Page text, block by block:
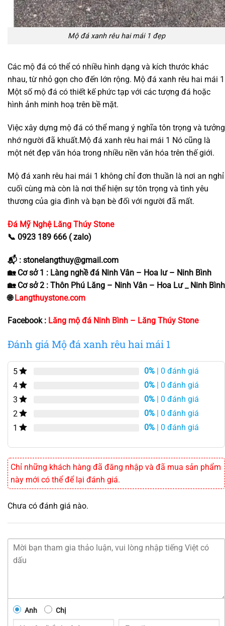
Mộ đá xanh rêu hai mái 1 đẹp
Các mộ đá có thể có nhiều hình dạng và kích thước khác
nhau, từ nhỏ gọn cho đến lớn rộng. Mộ đá xanh rêu hai mái 1
Một số mộ đá có thiết kế phức tạp với các tượng đá hoặc
hình ảnh minh hoạ trên bề mặt.
Việc xây dựng mộ đá có thể mang ý nghĩa tôn trọng và tưởng
nhớ người đã khuất.Mộ đá xanh rêu hai mái 1 Nó cũng là
một nét đẹp văn hóa trong nhiều nền văn hóa trên thế giới.
Mộ đá xanh rêu hai mái 1 không chỉ đơn thuần là nơi an nghỉ
cuối cùng mà còn là nơi thể hiện sự tôn trọng và tình yêu
thương của gia đình và bạn bè đối với người đã mất.
Đá Mỹ Nghệ Lăng Thúy Stone
📞 0923 189 666 ( zalo)
📬 : stonelangthuy@gmail.com
🏡 Cơ sở 1 : Làng nghề đá Ninh Vân – Hoa lư – Ninh Bình
🏡 Cơ sở 2 : Thôn Phú Lăng – Ninh Vân – Hoa Lư _ Ninh Bình
🌐Langthuystone.com
Facebook : Lăng mộ đá Ninh Bình – Lăng Thúy Stone
Đánh giá Mộ đá xanh rêu hai mái 1
5 0% | 0 đánh giá
4
0% | 0 đánh giá
3
0% | 0 đánh giá
2
0% | 0 đánh giá
1
0% | 0 đánh giá
Chỉ những khách hàng đã đăng nhập và đã mua sản phẩm
này mới có thể để lại đánh giá.
Chưa có đánh giá nào.
Anh Chị